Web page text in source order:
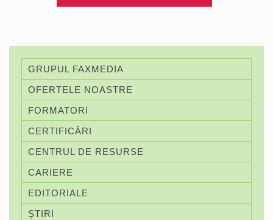
GRUPUL FAXMEDIA
OFERTELE NOASTRE
FORMATORI
CERTIFICĂRI
CENTRUL DE RESURSE
CARIERE
EDITORIALE
ȘTIRI